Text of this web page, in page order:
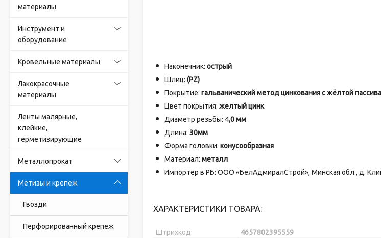
материалы
Инструмент и
оборудование
Кровельные материалы
Лакокрасочные
материалы
Ленты малярные,
клейкие,
герметизирующие
Металлопрокат
Метизы и крепеж
Гвозди
Перфорированный крепеж
Наконечник: острый
Шлиц: (PZ)
Покрытие: гальванический метод цинкования с жёлтой
Цвет покрытия: желтый цинк
Диаметр резьбы: 4,0 мм
Длина: 30мм
Форма головки: конусообразная
Материал: металл
Импортер в РБ: ООО «БелАдмиралСтрой», Минская обл., д.
ХАРАКТЕРИСТИКИ ТОВАРА:
Штрихкод:
4657802395559